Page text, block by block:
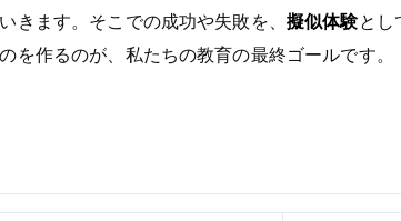
きます。そこでの成功や失敗を、 擬似体験とし
を作るのが、私たちの教育の最終ゴールです。